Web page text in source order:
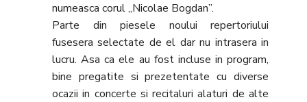
numeasca corul „Nicolae Bogdan”.
Parte din piesele noului repertoriului
fusesera selectate de el dar nu intrasera in
lucru. Asa ca ele au fost incluse in program,
bine pregatite si prezetentate cu diverse
ocazii in concerte si recitaluri alaturi de alte